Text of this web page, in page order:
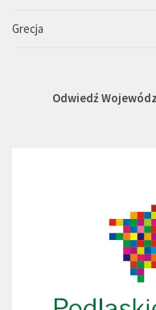
Grecja
Odwiedź